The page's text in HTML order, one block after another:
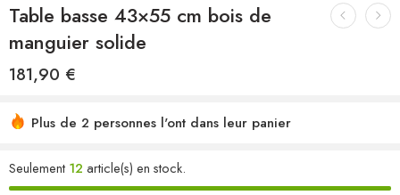
Table basse 43×55 cm bois de
manguier solide
181,90 €
Plus de 2 personnes l'ont dans leur panier
Seulement 12 article(s) en stock.